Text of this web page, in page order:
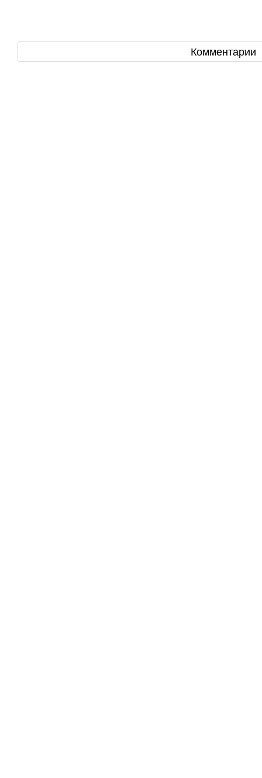
Комментарии